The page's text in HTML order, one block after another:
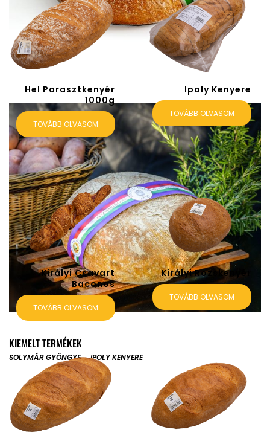
Hel Parasztkenyér
1000g
TOVÁBB OLVASOM
Ipoly Kenyere
TOVÁBB OLVASOM
Királyi Csavart
Baconos
TOVÁBB OLVASOM
Királyi Rozskenyér
TOVÁBB OLVASOM
KIEMELT TERMÉKEK
SOLYMÁR GYÖNGYE IPOLY KENYERE